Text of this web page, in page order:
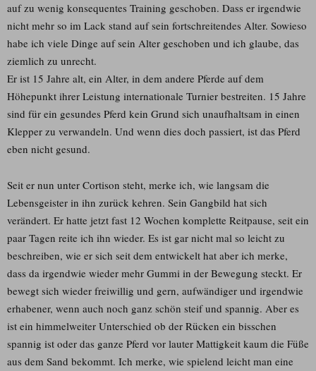
auf zu wenig konsequentes Training geschoben. Dass er irgendwie
nicht mehr so im Lack stand auf sein fortschreitendes Alter. Sowieso
habe ich viele Dinge auf sein Alter geschoben und ich glaube, das
ziemlich zu unrecht.
Er ist 15 Jahre alt, ein Alter, in dem andere Pferde auf dem
Höhepunkt ihrer Leistung internationale Turnier bestreiten. 15 Jahre
sind für ein gesundes Pferd kein Grund sich unaufhaltsam in einen
Klepper zu verwandeln. Und wenn dies doch passiert, ist das Pferd
eben nicht gesund.
Seit er nun unter Cortison steht, merke ich, wie langsam die
Lebensgeister in ihn zurück kehren. Sein Gangbild hat sich
verändert. Er hatte jetzt fast 12 Wochen komplette Reitpause, seit ein
paar Tagen reite ich ihn wieder. Es ist gar nicht mal so leicht zu
beschreiben, wie er sich seit dem entwickelt hat aber ich merke,
dass da irgendwie wieder mehr Gummi in der Bewegung steckt. Er
bewegt sich wieder freiwillig und gern, aufwändiger und irgendwie
erhabener, wenn auch noch ganz schön steif und spannig. Aber es
ist ein himmelweiter Unterschied ob der Rücken ein bisschen
spannig ist oder das ganze Pferd vor lauter Mattigkeit kaum die Füße
aus dem Sand bekommt. Ich merke, wie spielend leicht man eine